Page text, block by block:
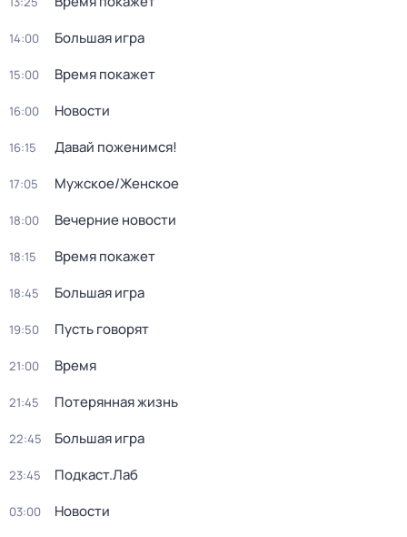
14:00 Большая игра
15:00 Время покажет
16:00 Новости
16:15 Давай поженимся!
17:05 Мужское/Женское
18:00 Вечерние новости
18:15 Время покажет
18:45 Большая игра
19:50 Пусть говорят
21:00 Время
21:45 Потерянная жизнь
22:45 Большая игра
23:45 Подкаст.Лаб
03:00 Новости